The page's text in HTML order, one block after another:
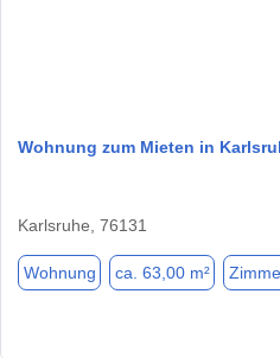
Wohnung zum Mieten in
Karlsruhe, 76131
Wohnung ca. 63,00 m²